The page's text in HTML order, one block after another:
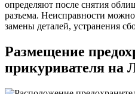
определяют после снятия
разъема. Неисправности
замены деталей, устранения
Размещение
прикуривателя на